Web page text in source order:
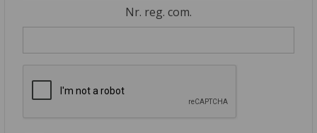
Nr. reg. com.